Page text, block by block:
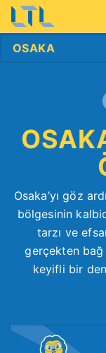
Osaka’yı göz
bölgesinin
tarzı ve
gerçekten
keyifli bir